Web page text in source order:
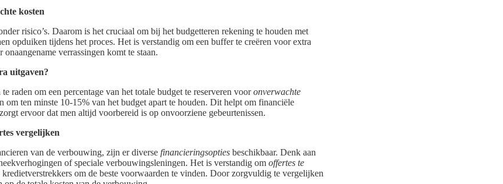
kosten
risico’s. Daarom is het cruciaal om bij het budgetteren rekening te houden met
opduiken tijdens het proces. Het is verstandig om een buffer te creëren voor extra
verrassingen komt te staan.
uitgaven?
raden om een percentage van het totale budget te reserveren vooronverwachte
om ten minste 10-15% van het budget apart te houden. Dit helpt om financiële
ervoor dat men altijd voorbereid is op onvoorziene gebeurtenissen.
vergelijken
van de verbouwing, zijn er diverse financieringsopties beschikbaar. Denk aan
of speciale verbouwingsleningen. Het is verstandig om offertes te
om de beste voorwaarden te vinden. Door zorgvuldig te vergelijken